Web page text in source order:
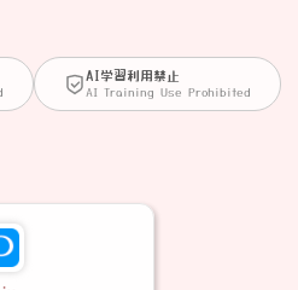
AI学習利用禁止
AI Training Use Prohibited